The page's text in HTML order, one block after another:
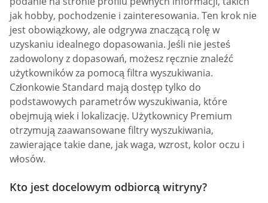
jak hobby, pochodzenie i zainteresowania. Ten krok nie
jest obowiązkowy, ale odgrywa znaczącą rolę w
uzyskaniu idealnego dopasowania. Jeśli nie jesteś
zadowolony z dopasowań, możesz ręcznie znaleźć
użytkowników za pomocą filtra wyszukiwania.
Członkowie Standard mają dostęp tylko do
podstawowych parametrów wyszukiwania, które
obejmują wiek i lokalizację. Użytkownicy Premium
otrzymują zaawansowane filtry wyszukiwania,
zawierające takie dane, jak waga, wzrost, kolor oczu i
włosów.
Kto jest docelowym odbiorcą witryny?